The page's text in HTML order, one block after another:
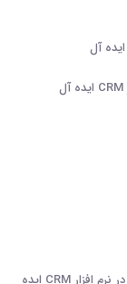
امکان تعریف هزینه ها و گروه بندی هزینه ها در نرم افزار CRM ایده